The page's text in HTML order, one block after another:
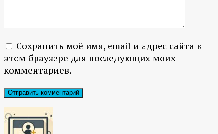
Сохранить моё имя, email и адрес сайта в
этом браузере для последующих моих
комментариев.